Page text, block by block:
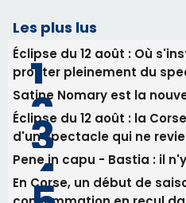
En Corse, un début de
consommation en recul
Newsletter
Inscrivez-vous à la
email les infos les plus
nos meilleurs articles